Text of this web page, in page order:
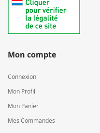
Mon compte
Connexion
Mon Profil
Mon Panier
Mes Commandes